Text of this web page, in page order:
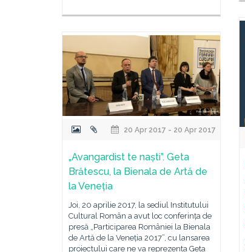
20 Apr 2017 - 20 Apr 2017
„Avangardist te naști”. Geta
Brătescu, la Bienala de Artă de
la Veneția
Joi, 20 aprilie 2017, la sediul Institutului
Cultural Român a avut loc conferința de
presă „Participarea României la Bienala
de Artă de la Veneția 2017”, cu lansarea
proiectului care ne va reprezenta Geta